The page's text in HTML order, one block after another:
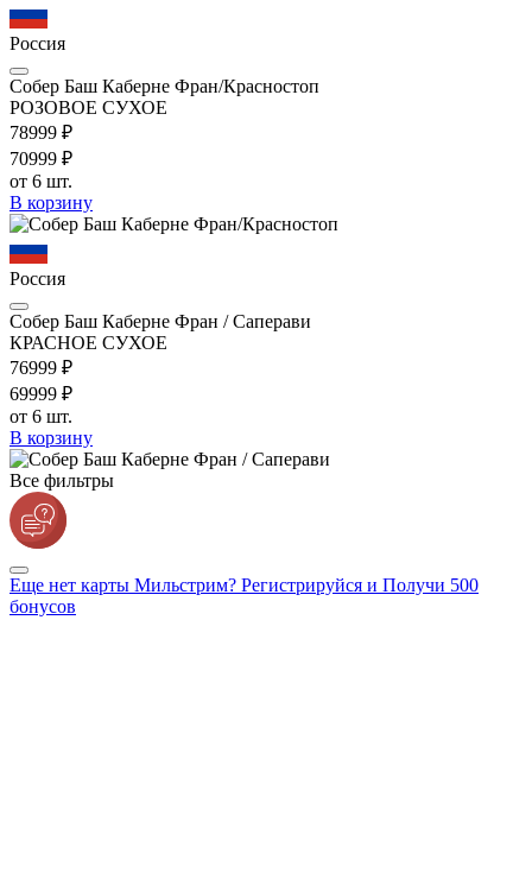
Россия
Собер Баш Каберне Фран/Красностоп
РОЗОВОЕ СУХОЕ
78999 ₽
70999 ₽
от 6 шт.
В корзину
Россия
Собер Баш Каберне Фран / Саперави
КРАСНОЕ СУХОЕ
76999 ₽
69999 ₽
от 6 шт.
В корзину
Все фильтры
Еще нет карты Мильстрим? Регистрируйся и Получи 500
бонусов